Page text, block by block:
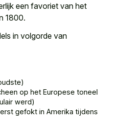
een favoriet van het
1800.
in volgorde van
op het Europese toneel
werd)
gefokt in Amerika tijdens